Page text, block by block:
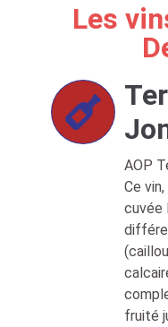
Les
AOP
Ce
cuvée
fruité